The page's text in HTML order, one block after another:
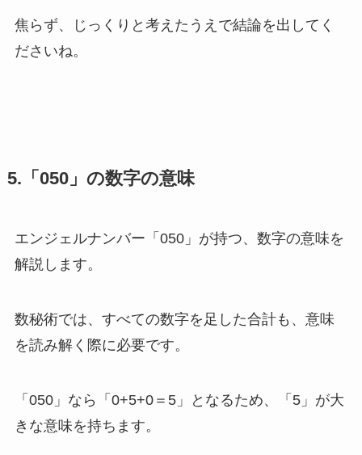
焦らず、じっくりと考えたうえで結論を出してく
ださいね。
5.「050」の数字の意味
エンジェルナンバー「050」が持つ、数字の意味を
解説します。
数秘術では、すべての数字を足した合計も、意味
を読み解く際に必要です。
「050」なら「0+5+0＝5」となるため、「5」が大
きな意味を持ちます。